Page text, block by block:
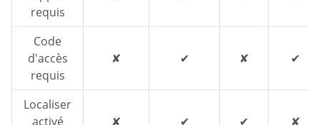
requis
Code
d'accès
requis
✘ ✔ ✘ ✔
Localiser
activé
✘ ✔ ✔ ✘